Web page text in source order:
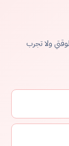
ولا تجرب